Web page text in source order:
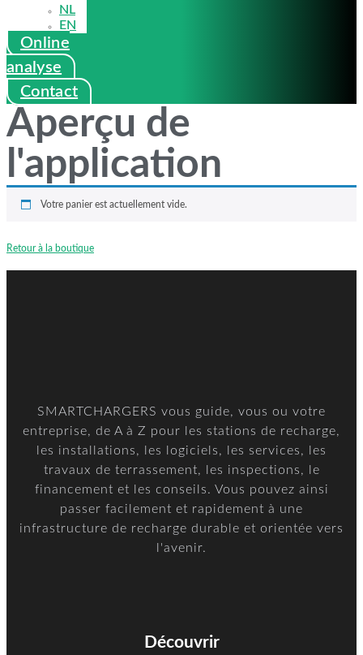
NL
EN
Online
analyse
Contact
Aperçu de
l'application
Votre panier est actuellement vide.
Retour à la boutique
SMARTCHARGERS vous guide, vous ou votre
entreprise, de A à Z pour les stations de recharge,
les installations, les logiciels, les services, les
travaux de terrassement, les inspections, le
financement et les conseils. Vous pouvez ainsi
passer facilement et rapidement à une
infrastructure de recharge durable et orientée vers
l'avenir.
Découvrir